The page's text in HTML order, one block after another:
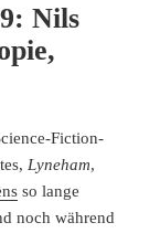
Nils
Fiction-
Lyneham,
so lange
noch während